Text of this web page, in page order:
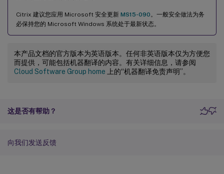
Citrix 建议您应用 Microsoft 安全更新 MS15-090 。一般安全做法为务
必保持您的 Microsoft Windows 系统处于最新状态。
本产品文档的官方版本为英语版本。任何非英语版本仅为方便您
而提供，可能包括机器翻译的内容。有关详细信息，请参阅
Cloud Software Group home 上的“机器翻译免责声明”。
这是否有帮助？
向我们发送反馈